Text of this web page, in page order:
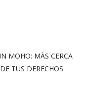
MOHO: MÁS CERCA
TUS DERECHOS